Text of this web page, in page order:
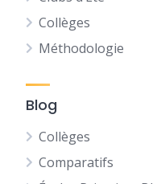
Collèges
Méthodologie
Blog
Collèges
Comparatifs